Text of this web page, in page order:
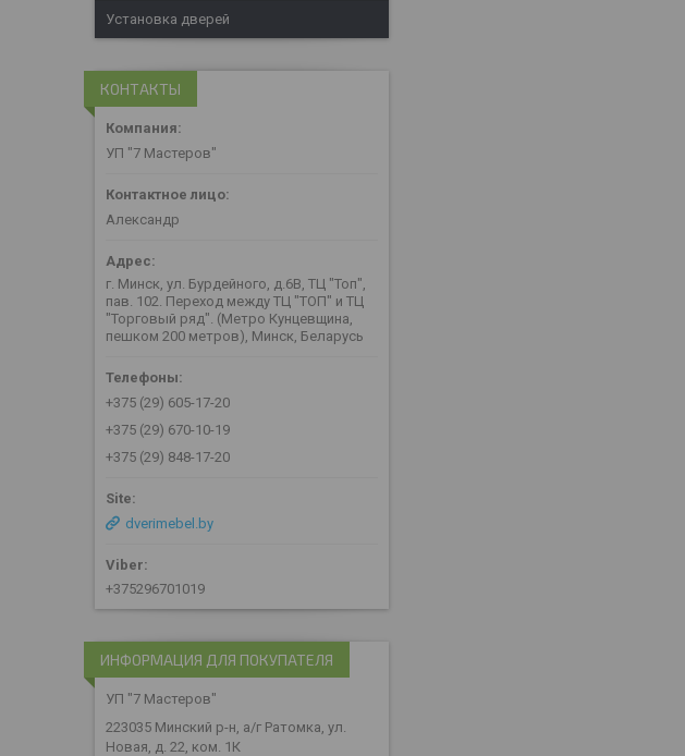
Установка дверей
КОНТАКТЫ
УП "7 Мастеров"
Александр
г. Минск, ул. Бурдейного, д.6В, ТЦ "Топ",
пав. 102. Переход между ТЦ "ТОП" и ТЦ
"Торговый ряд". (Метро Кунцевщина,
пешком 200 метров), Минск, Беларусь
+375 (29) 605-17-20
+375 (29) 670-10-19
+375 (29) 848-17-20
dverimebel.by
+375296701019
ИНФОРМАЦИЯ ДЛЯ ПОКУПАТЕЛЯ
УП "7 Мастеров"
223035 Минский р-н, а/г Ратомка, ул.
Новая, д. 22, ком. 1К